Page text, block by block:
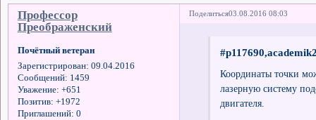
Поделиться03.08.2016 08:03
Профессор
Преображенский
Почётный ветеран
Зарегистрирован: 09.04.2016
Сообщений: 1459
Уважение: +651
Позитив: +1972
Приглашений: 0
Координаты точки
лазерную систему
двигателя.